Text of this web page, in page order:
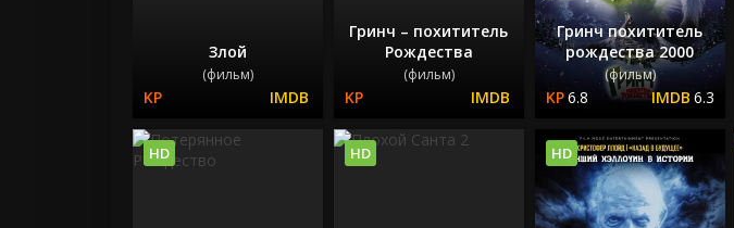
Злой
(фильм)
Гринч – похититель
Рождества
(фильм)
Гринч похититель
рождества 2000
(фильм)
6.8 6.3
HD HD HD